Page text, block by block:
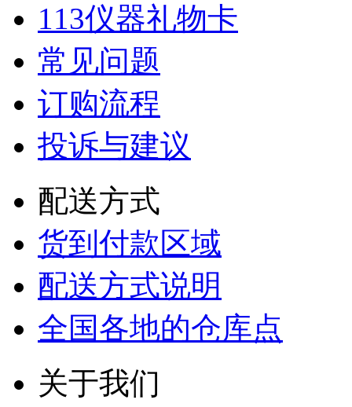
113仪器礼物卡
常见问题
订购流程
投诉与建议
配送方式
货到付款区域
配送方式说明
全国各地的仓库点
关于我们